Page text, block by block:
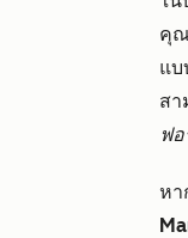
คุณ
แ
สา
ฟ
หา